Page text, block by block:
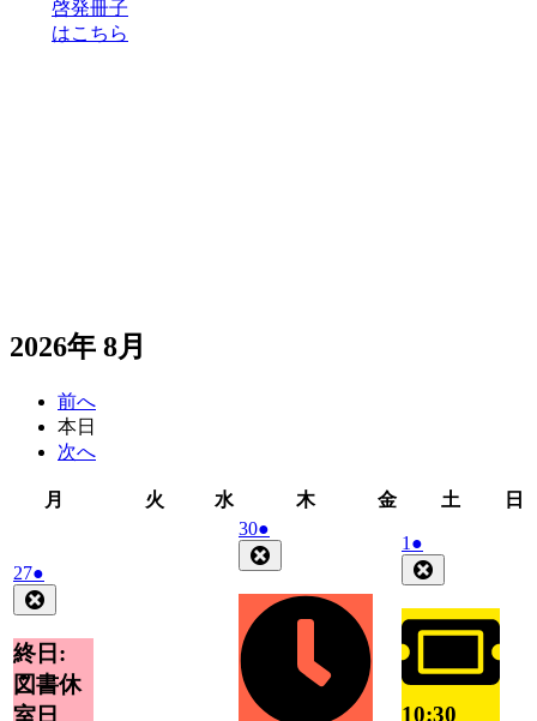
啓発冊子
はこちら
2026年 8月
前へ
本日
次へ
月 火火
水
曜
日
木木
金金
日
土 日
272026
年
7
月
27
日
●
件
の
イ
ベ
ン
終日:
図書休
室日
302026
年
7
月
30
●
件
の
イ
1 2026
年
8
月
1
●
件
の
イ
ベ
ン
ト)
10:30